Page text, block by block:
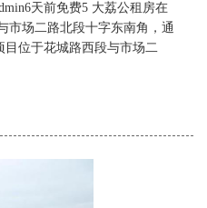
天前免费5 大荔公租房在
市场二路北段十字东南角，通
位于花城路西段与市场二